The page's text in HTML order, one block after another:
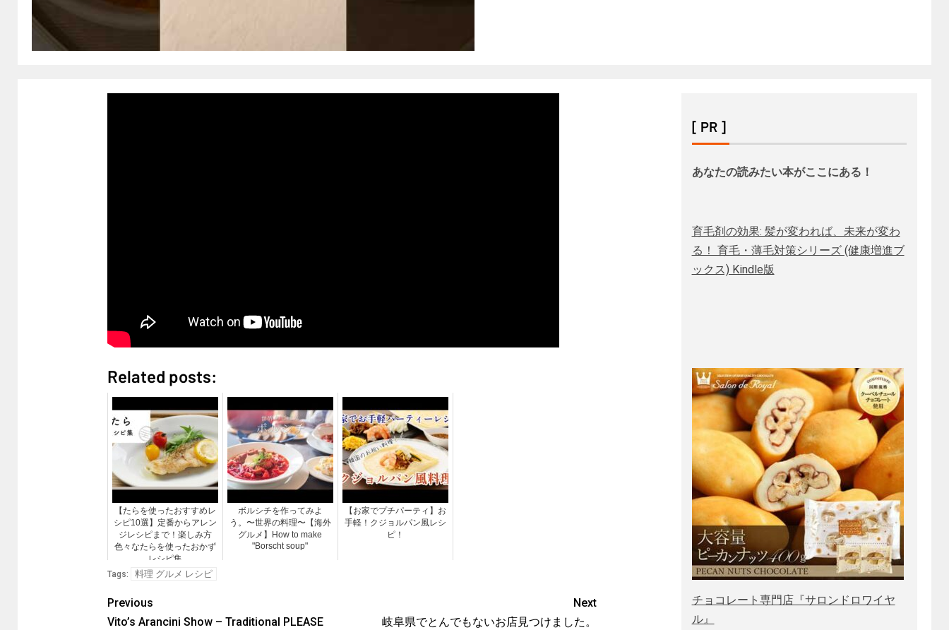
Related posts:
【たらを使ったおすすめレ
シピ10選】定番からアレン
ジレシピまで！楽しみ方
色々なたらを使ったおかず
レシピ集
ボルシチを作ってみよ
う。〜世界の料理〜【海外
グルメ】How to make
"Borscht soup"
【お家でプチパーティ】お
手軽！クジョルパン風レシ
ピ！
Tags: 料理 グルメ レシピ
Previous
Vito’s Arancini Show – Traditional PLEASE
Next
岐阜県でとんでもないお店見つけました。
[ PR ]
あなたの読みたい本がここにある！
育毛剤の効果: 髪が変われば、未来が変わ
る！ 育毛・薄毛対策シリーズ (健康増進ブ
ックス) Kindle版
チョコレート専門店『サロンドロワイヤ
ル』